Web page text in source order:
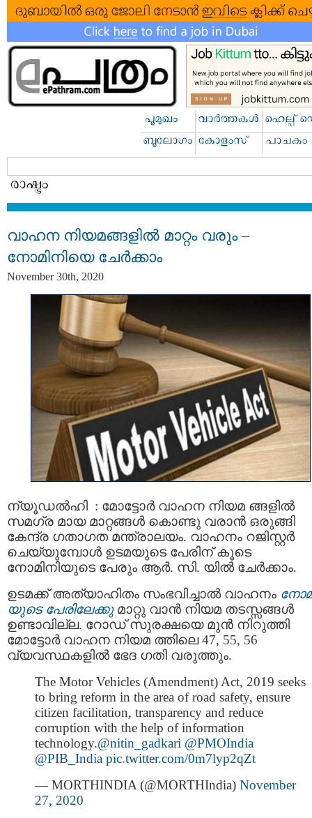
വാഹന നിയമങ്ങളിൽ മാറ്റം വരും –
നോമിനിയെ ചേര്‍ക്കാം
November 30th, 2020
ന്യൂഡൽഹി : മോട്ടോര്‍ വാഹന നിയമ ങ്ങളില്‍
സമഗ്ര മായ മാറ്റങ്ങള്‍ കൊണ്ടു വരാന്‍ ഒരുങ്ങി
കേന്ദ്ര ഗതാഗത മന്ത്രാലയം. വാഹനം റജിസ്റ്റർ
ചെയ്യുമ്പോൾ ഉടമയുടെ പേരിന് കൂടെ
നോമിനിയുടെ പേരും ആർ. സി. യിൽ ചേര്‍ക്കാം.
ഉടമക്ക് അത്യാഹിതം സംഭവിച്ചാൽ വാഹനം
യുടെ പേരിലേക്കു മാറ്റു വാന്‍ നിയമ തടസ്സങ്ങള്‍
ഉണ്ടാവില്ല. റോഡ് സുരക്ഷയെ മുന്‍ നിറുത്തി
മോട്ടോർ വാഹന നിയമ ത്തിലെ 47, 55, 56
വ്യവസ്ഥകളില്‍ ഭേദ ഗതി വരുത്തും.
The Motor Vehicles (Amendment) Act, 2019 seeks
to bring reform in the area of road safety, ensure
citizen facilitation, transparency and reduce
corruption with the help of information
technology.@nitin_gadkari @PMOIndia
@PIB_India pic.twitter.com/0m7lyp2qZt
— MORTHINDIA (@MORTHIndia) November
27, 2020